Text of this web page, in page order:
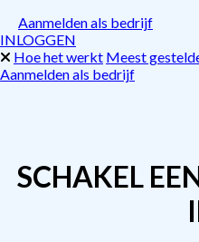
Aanmelden als bedrijf
INLOGGEN
Hoe het werkt Meest
Aanmelden als bedrijf
SCHAKEL